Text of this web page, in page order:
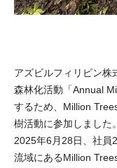
アズビルフィリピン株
森林化活動「Annual
するため、Million
樹活動に参加しました。
2025年6月28日、社員
流域にあるMillion